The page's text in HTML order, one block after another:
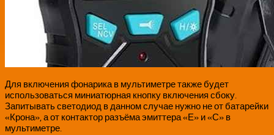
Для включения фонарика в мультиметре также будет
использоваться миниатюрная кнопку включения сбоку.
Запитывать светодиод в данном случае нужно не от батарейки
«Крона», а от контактор разъёма эмиттера «Е» и «С» в
мультиметре.